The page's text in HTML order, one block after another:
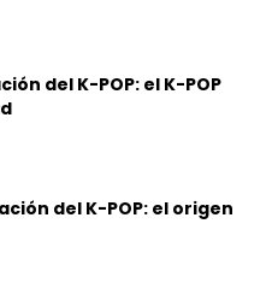
del K-POP: el K-POP
del K-POP: el origen